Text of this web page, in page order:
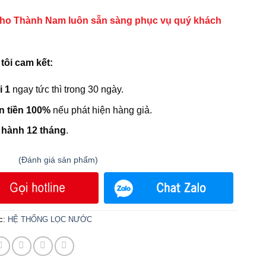
Thành Nam luôn sẵn sàng phục vụ quý khách
cam kết:
1ngay tức thì trong 30 ngày.
tiền 100%nếu phát hiện hàng giả.
hành 12 tháng.
5
(Đánh giá sản phẩm)
HỆ THỐNG LỌC NƯỚC